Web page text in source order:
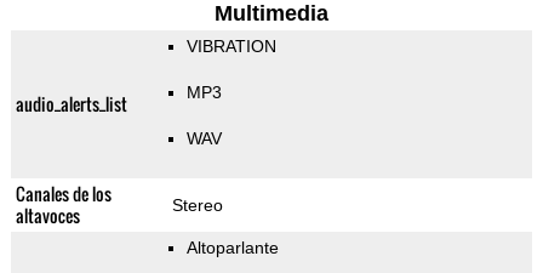
Multimedia
audio_alerts_list
VIBRATION
MP3
WAV
Canales de los
altavoces
Stereo
Altoparlante